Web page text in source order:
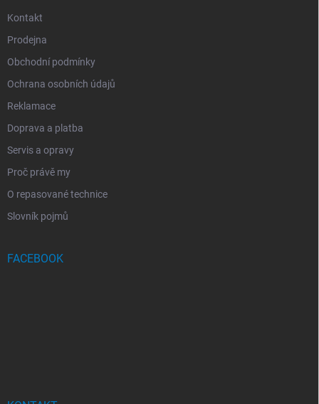
Kontakt
Prodejna
Obchodní podmínky
Ochrana osobních údajů
Reklamace
Doprava a platba
Servis a opravy
Proč právě my
O repasované technice
Slovník pojmů
FACEBOOK